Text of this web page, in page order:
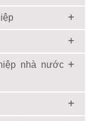
nhà nước